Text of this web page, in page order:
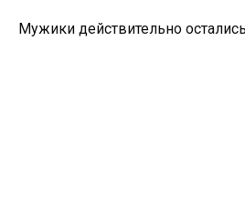
Мужики действительно